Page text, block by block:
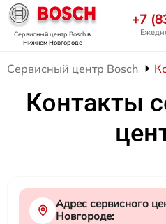
Сервисный центр Boschв
Нижнем Новгороде
+7
Сервисный центр Bosch
Контакты
Адрес сервисного
Новгороде: